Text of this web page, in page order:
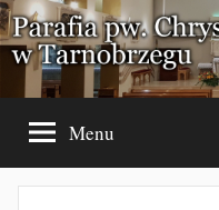
Przejdź
do
treści
Menu